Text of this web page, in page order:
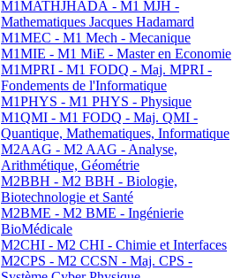
M1MATHJHADA - M1 MJH -
Mathematiques Jacques Hadamard
M1MEC - M1 Mech - Mecanique
M1MIE - M1 MiE - Master en Economie
M1MPRI - M1 FODQ - Maj. MPRI -
Fondements de l'Informatique
M1PHYS - M1 PHYS - Physique
M1QMI - M1 FODQ - Maj. QMI -
Quantique, Mathematiques, Informatique
M2AAG - M2 AAG - Analyse,
Arithmétique, Géométrie
M2BBH - M2 BBH - Biologie,
Biotechnologie et Santé
M2BME - M2 BME - Ingénierie
BioMédicale
M2CHI - M2 CHI - Chimie et Interfaces
M2CPS - M2 CCSN - Maj. CPS -